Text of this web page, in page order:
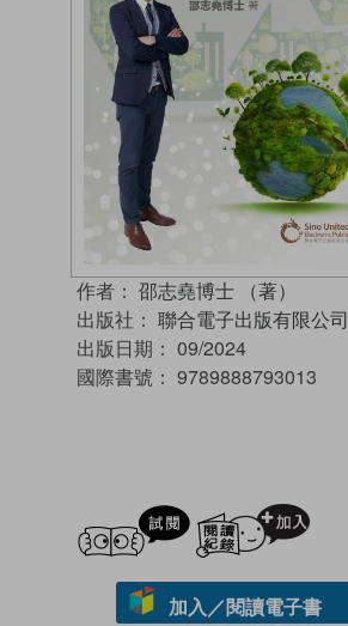
作者： 邵志堯博士 （著）
出版社： 聯合電子出版有限公司
出版日期： 09/2024
國際書號： 9789888793013
試閲
加入／閱讀電子書